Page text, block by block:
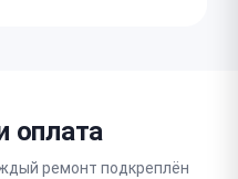
оплата
ремонт подкреплён